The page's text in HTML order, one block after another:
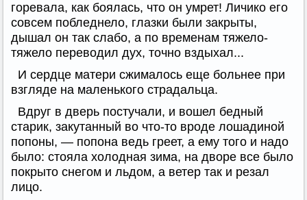
горевала, как боялась, что он умрет! Личико его
совсем побледнело, глазки были закрыты,
дышал он так слабо, а по временам тяжело-
тяжело переводил дух, точно вздыхал...
И сердце матери сжималось еще больнее при
взгляде на маленького страдальца.
Вдруг в дверь постучали, и вошел бедный
старик, закутанный во что-то вроде лошадиной
попоны, — попона ведь греет, а ему того и надо
было: стояла холодная зима, на дворе все было
покрыто снегом и льдом, а ветер так и резал
лицо.